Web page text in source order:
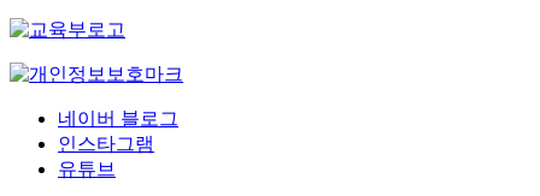
네이버 블로그
인스타그램
유튜브